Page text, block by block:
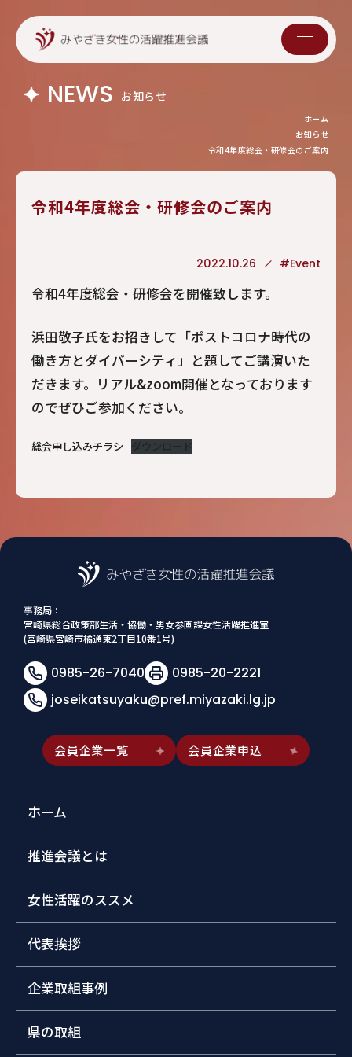
NEWS お知らせ
ホーム
お知らせ
令和4年度総会・研修会のご案内
令和4年度総会・研修会のご案内
2022.10.26 #Event
令和4年度総会・研修会を開催致します。
浜田敬子氏をお招きして「ポストコロナ時代の
働き方とダイバーシティ」と題してご講演いた
だきます。リアル&zoom開催となっております
のでぜひご参加ください。
総会申し込みチラシ ダウンロード
事務局：
宮崎県総合政策部生活・協働・男女参画課女性活躍推進室
(宮崎県宮崎市橘通東2丁目10番1号)
0985-26-7040
0985-20-2221
joseikatsuyaku@pref.miyazaki.lg.jp
会員企業一覧 会員企業申込
ホーム
推進会議とは
女性活躍のススメ
代表挨拶
企業取組事例
県の取組